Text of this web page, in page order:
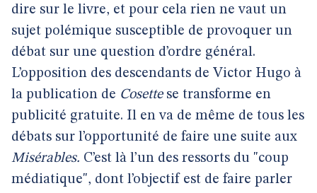
dire sur le livre, et pour cela rien ne vaut un
sujet polémique susceptible de provoquer un
débat sur une question d’ordre général.
L’opposition des descendants de Victor Hugo à
la publication de Cosettese transforme en
publicité gratuite. Il en va de même de tous les
débats sur l’opportunité de faire une suite aux
Misérables. C’est là l’un des ressorts du "coup
médiatique", dont l’objectif est de faire parler